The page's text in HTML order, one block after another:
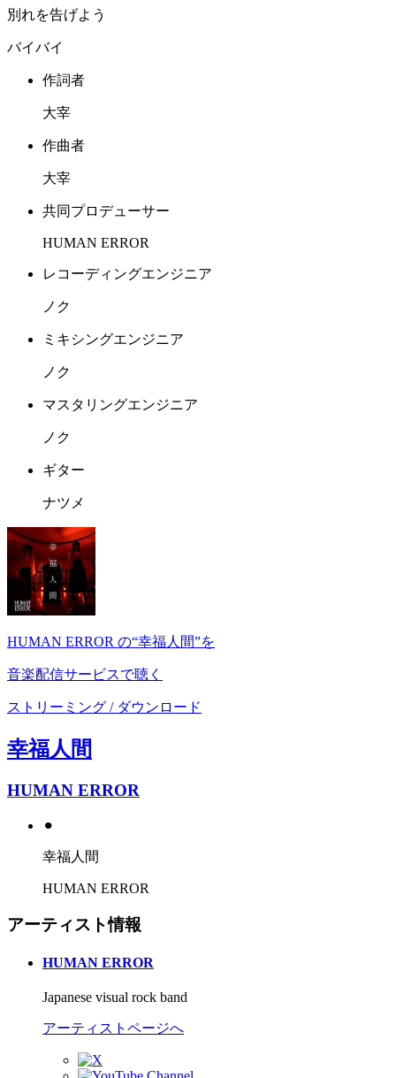
別れを告げよう
バイバイ
作詞者
大宰
作曲者
大宰
共同プロデューサー
HUMAN ERROR
レコーディングエンジニア
ノク
ミキシングエンジニア
ノク
マスタリングエンジニア
ノク
ギター
ナツメ
HUMAN ERROR の“幸福人間”を
音楽配信サービスで聴く
ストリーミング / ダウンロード
幸福人間
HUMAN ERROR
⚫︎
幸福人間
HUMAN ERROR
アーティスト情報
HUMAN ERROR
Japanese visual rock band
アーティストページへ